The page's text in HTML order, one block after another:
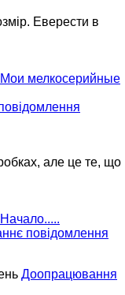
Еверести в
мелкосерийные
але це те, що
повідомлення
Доопрацювання